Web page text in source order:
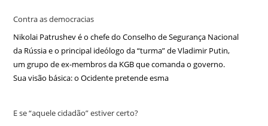
Contra as democracias
Nikolai Patrushev é o chefe do Conselho de Segurança Nacional
da Rússia e o principal ideólogo da “turma” de Vladimir Putin,
um grupo de ex-membros da KGB que comanda o governo.
Sua visão básica: o Ocidente pretende esma
E se “aquele cidadão” estiver certo?